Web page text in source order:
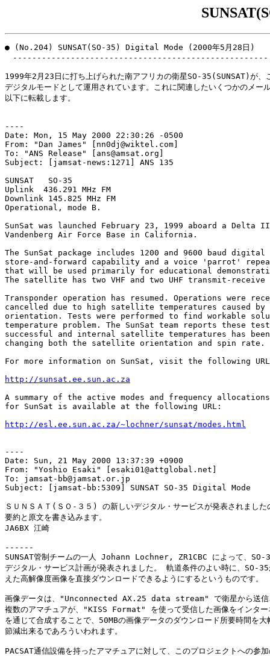
● (No.204) SUNSAT(SO-35) Digital Mode (2000年5月28日)
-----------------------------------------------------
1999年2月23日に打ち上げられた南アフリカの衛星SO-35(SUNSAT)が、
デジタルモードとして運用されています。これに関連したいくつかのメー
以下に転載します。
----
Date: Mon, 15 May 2000 22:30:26 -0500
From: "Dan James" [nn0dj@wiktel.com]
To: "ANS Release" [ans@amsat.org]
Subject: [jamsat-news:1271] ANS 135
SUNSAT   SO-35
Uplink  436.291 MHz FM
Downlink 145.825 MHz FM
Operational, mode B.
SunSat was launched February 23, 1999 aboard a Delta
Vandenberg Air Force Base in California.
The SunSat package includes 1200 and 9600 baud digital
store-and-forward capability and a voice 'parrot'
that will be used primarily for educational
The satellite has two VHF and two UHF transmit-receive
Transponder operation has resumed. Operations were
cancelled due to high satellite temperatures caused
orientation. Tests were performed to find workable
temperature problem. The SunSat team reports these
successful and internal satellite temperatures has been
changing both the satellite orientation and spin rate.
For more information on SunSat, visit the following
http://sunsat.ee.sun.ac.za
A summary of the active modes and frequency allocations
for SunSat is available at the following URL:
http://esl.ee.sun.ac.za/~lochner/sunsat/modes.html
----
Date: Sun, 21 May 2000 13:37:39 +0900
From: "Yoshio Esaki" [esaki01@attglobal.net]
To: jamsat-bb@jamsat.or.jp
Subject: [jamsat-bb:5309] SUNSAT SO-35 Digital Mode
ＳＵＮＳＡＴ(ＳＯ-３５) の新しいデジタル・サービスが発表されました
要約と原文を書き込みます。
JA6BX 江崎
------
SUNSAT管制チームの一人 Johann Lochner, ZR1CBC によって、SO-
デジタル・サービス計画が発表されました。 軌道条件のよい時に、SO-
えた高解像度画像を直接ダウンロードできるようにするというものです。
画像データは、"Unconnected AX.25 data stream" で衛星から送信
複数のアマチュアが、"KISS Format" を使って受信した画像をインター
を通じて合成することで、50MBの画像データのダウンロード所要時間を大
節減出来るであろういわれます。
PACSAT通信設備を持ったアマチュアに対して、このプロジェクトへの参